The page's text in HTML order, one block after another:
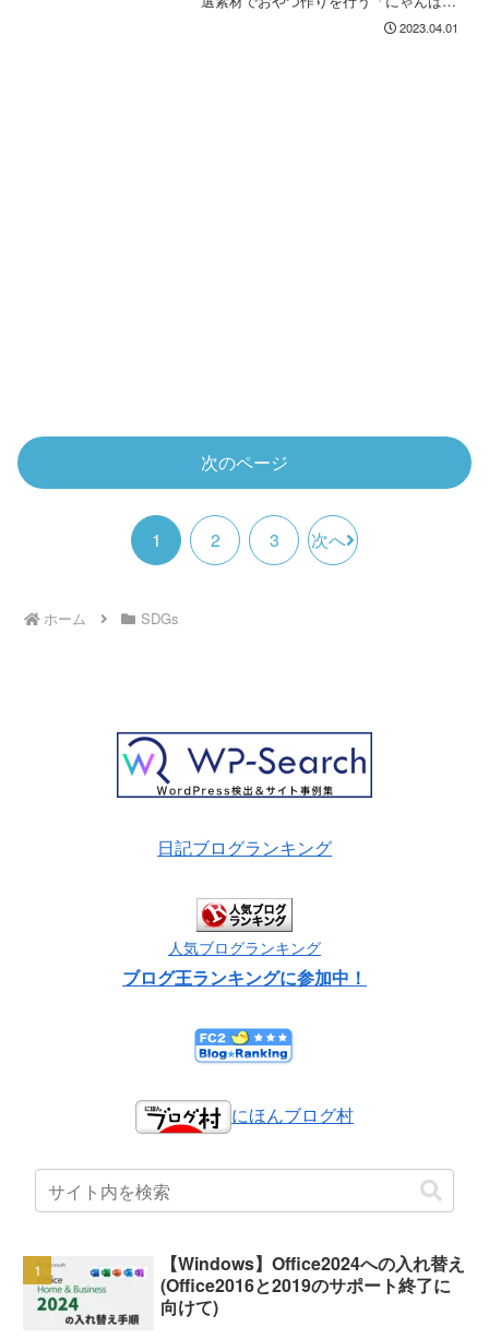
ンパニー」さん。今回は新発売の「ニャ
ウンドケーキ」をご紹介。#エイプリルフ
2023.04.01
次のページ
1 2 3 次へ
ホーム SDGs
日記ブログランキング
人気ブログランキング
ブログ王ランキングに参加中！
にほんブログ村
【Windows】Office2024への入れ替え
(Office2016と2019のサポート終了に
向けて)